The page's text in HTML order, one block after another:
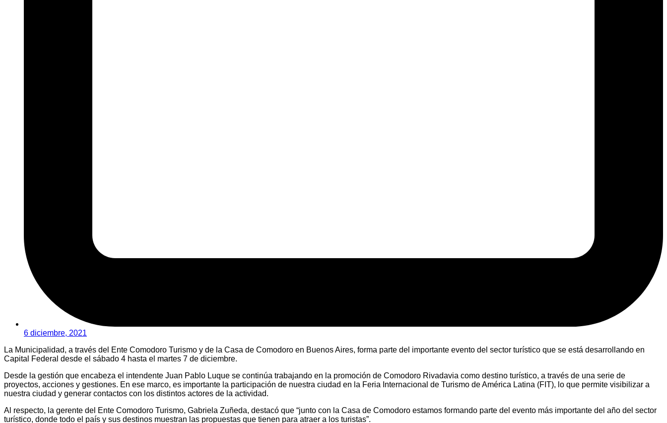
6 diciembre, 2021
La Municipalidad, a través del Ente Comodoro Turismo y de la Casa de Comodoro en Buenos Aires, forma parte del importante evento del sector turístico que se está desarrollando en
Capital Federal desde el sábado 4 hasta el martes 7 de diciembre.
Desde la gestión que encabeza el intendente Juan Pablo Luque se continúa trabajando en la promoción de Comodoro Rivadavia como destino turístico, a través de una serie de
proyectos, acciones y gestiones. En ese marco, es importante la participación de nuestra ciudad en la Feria Internacional de Turismo de América Latina (FIT), lo que permite visibilizar a
nuestra ciudad y generar contactos con los distintos actores de la actividad.
Al respecto, la gerente del Ente Comodoro Turismo, Gabriela Zuñeda, destacó que “junto con la Casa de Comodoro estamos formando parte del evento más importante del año del sector
turístico, donde todo el país y sus destinos muestran las propuestas que tienen para atraer a los turistas”.